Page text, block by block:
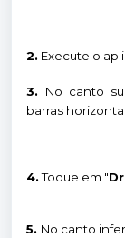
2. Execute o
3. No canto
barras
4.Toque em "
5. No canto